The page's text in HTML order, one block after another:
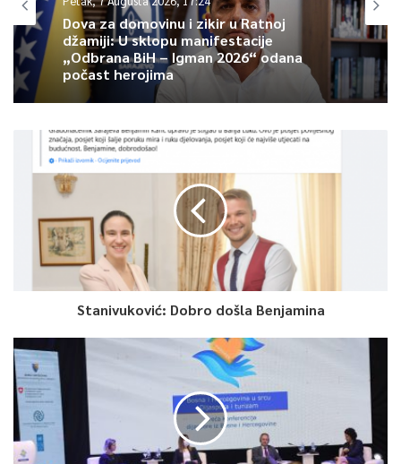
Dova za domovinu i zikir u Ratnoj
džamiji: U sklopu manifestacije
„Odbrana BiH – Igman 2026“ odana
počast herojima
Stanivuković: Dobro došla Benjamina